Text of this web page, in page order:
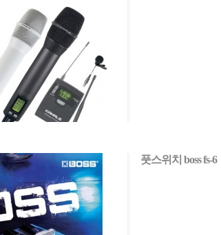
풋스위치 boss fs-6